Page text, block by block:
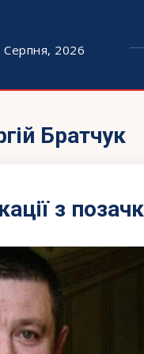
2026
Братчук
з